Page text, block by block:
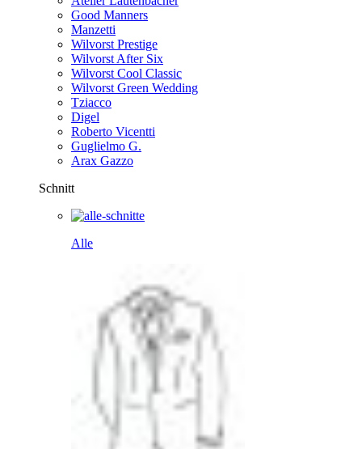
Good Manners
Manzetti
Wilvorst Prestige
Wilvorst After Six
Wilvorst Cool Classic
Wilvorst Green Wedding
Tziacco
Digel
Roberto Vicentti
Guglielmo G.
Arax Gazzo
Schnitt
Alle